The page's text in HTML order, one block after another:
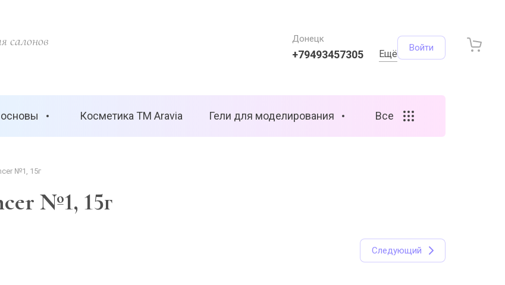
салонов
Донецк
+79493457305 Ещё
Войти
Косметика ТМ Aravia Гели для моделирования Все
№1, 15г
№1, 15г
Следующий